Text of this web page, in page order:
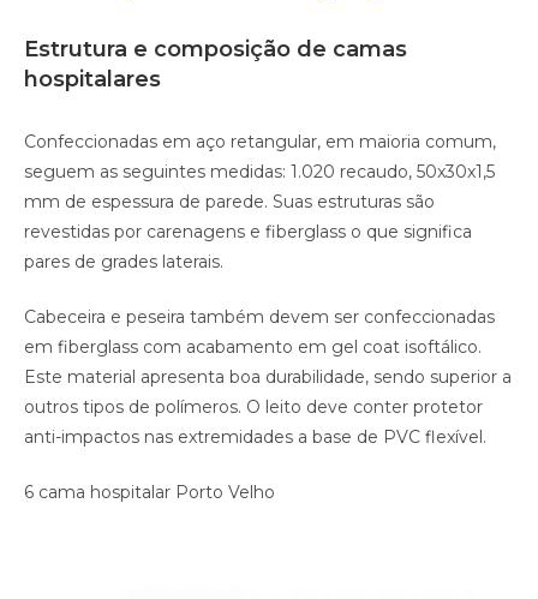
Estrutura e composição de camas
hospitalares
Confeccionadas em aço retangular, em maioria comum,
seguem as seguintes medidas: 1.020 recaudo, 50x30x1,5
mm de espessura de parede. Suas estruturas são
revestidas por carenagens e fiberglass o que significa
pares de grades laterais.
Cabeceira e peseira também devem ser confeccionadas
em fiberglass com acabamento em gel coat isoftálico.
Este material apresenta boa durabilidade, sendo superior a
outros tipos de polímeros. O leito deve conter protetor
anti-impactos nas extremidades a base de PVC flexível.
6 cama hospitalar Porto Velho